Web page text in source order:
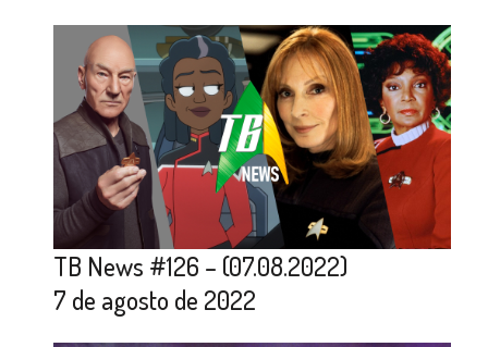
TB News #126 – (07.08.2022)
7 de agosto de 2022